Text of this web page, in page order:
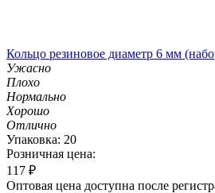
Кольцо резиновое диаметр 6 мм
Ужасно
Плохо
Нормально
Хорошо
Отлично
Упаковка: 20
Розничная цена:
117 ₽
Оптовая цена доступна после